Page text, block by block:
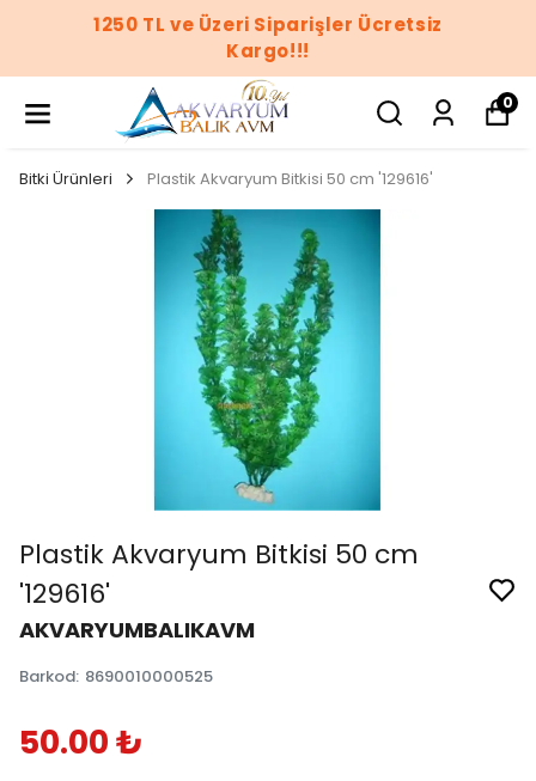
1250 TL ve Üzeri
0
Bitki Ürünleri Plastik Akvaryum Bitkisi 50 cm '129616'
Plastik Akvaryum Bitkisi 50 cm
'129616'
AKVARYUMBALIKAVM
Barkod: 8690010000525
50.00 ₺